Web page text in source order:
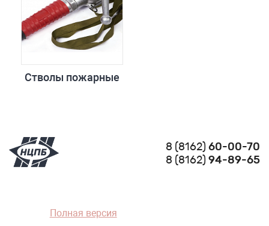
Стволы пожарные
8 (8162)60-00-70
8 (8162)94-89-65
Полная версия